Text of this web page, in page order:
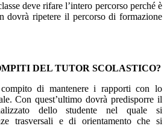
deve rifare l’intero percorso perché è
dovrà ripetere il percorso di formazione
DEL TUTOR SCOLASTICO?
di mantenere i rapporti con lo
Con quest’ultimo dovrà predisporre il
dello studente nel quale si
trasversali e di orientamento che si